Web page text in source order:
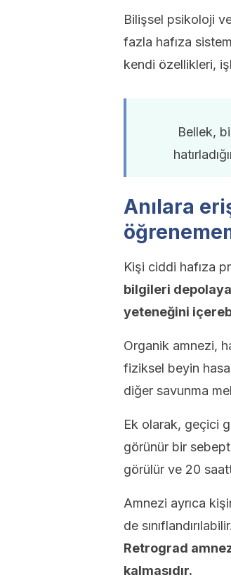
Bilişsel psikoloji
fazla hafıza
kendi özellikleri,
Bellek,
Anılara
Kişi ciddi hafıza
bilgileri
yeteneğini
Organik amnezi,
fiziksel beyin
diğer savunma
Ek olarak, geçici
görünür bir
görülür ve 20
Amnezi ayrıca
de
Retrograd
kalmasıdır.